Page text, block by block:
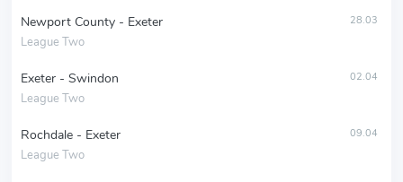
Newport County - Exeter
League Two
28.03
Exeter - Swindon
League Two
02.04
Rochdale - Exeter
League Two
09.04